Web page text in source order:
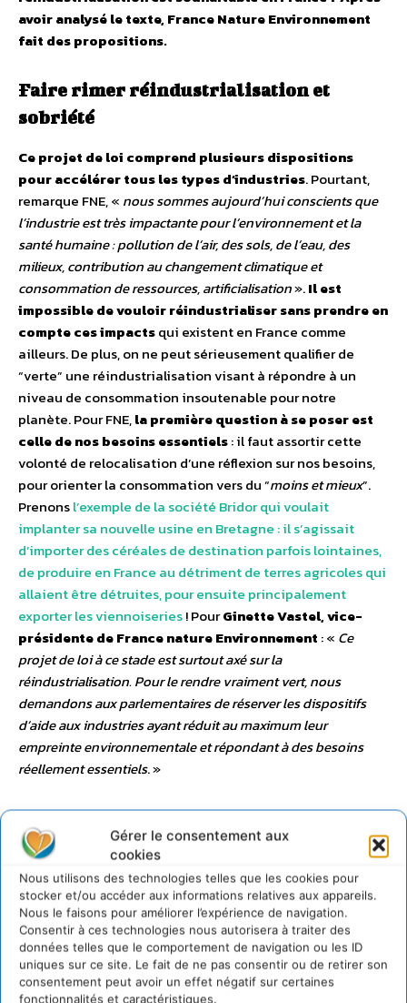
Gérer le consentement aux
cookies
Nous utilisons des technologies telles que les cookies pour
stocker et/ou accéder aux informations relatives aux appareils.
Nous le faisons pour améliorer l’expérience de navigation.
Consentir à ces technologies nous autorisera à traiter des
données telles que le comportement de navigation ou les ID
uniques sur ce site. Le fait de ne pas consentir ou de retirer son
consentement peut avoir un effet négatif sur certaines
fonctionnalités et caractéristiques.
avoir analysé le texte, France Nature Environnement
fait des propositions.
Faire rimer réindustrialisation et
sobriété
Ce projet de loi comprend plusieurs dispositions
pour accélérer tous les types d’industries. Pourtant,
remarque FNE, « nous sommes aujourd’hui conscients que
l’industrie est très impactante pour l’environnement et la
santé humaine : pollution de l’air, des sols, de l’eau, des
milieux, contribution au changement climatique et
consommation de ressources, artificialisation».Il est
impossible de vouloir réindustrialiser sans prendre en
compte ces impactsqui existent en France comme
ailleurs. De plus, on ne peut sérieusement qualifier de
“verte” une réindustrialisation visant à répondre à un
niveau de consommation insoutenable pour notre
planète. Pour FNE,la première question à se poser est
celle de nos besoins essentiels: il faut assortir cette
volonté de relocalisation d’une réflexion sur nos besoins,
pour orienter la consommation vers du “moins et mieux”.
Prenonsl’exemple de la société Bridor qui voulait
implanter sa nouvelle usine en Bretagne : il s’agissait
d’importer des céréales de destination parfois lointaines,
de produire en France au détriment de terres agricoles qui
allaient être détruites, pour ensuite principalement
exporter les viennoiseries!PourGinette Vastel, vice-
présidente de France nature Environnement : « Ce
projet de loi à ce stade est surtout axé sur la
réindustrialisation. Pour le rendre vraiment vert, nous
demandons aux parlementaires de réserver les dispositifs
d’aide aux industries ayant réduit au maximum leur
empreinte environnementale et répondant à des besoins
réellement essentiels. »
Construire le dialogue autour des
projets industriels pour éviter les
dérives
Nous sommes tous intimement concernés par la
qualité de notre air, de notre eau, de notre
alimentation mais aussi par la biodiversité qui nous
entoure. Toute décision publique affectant